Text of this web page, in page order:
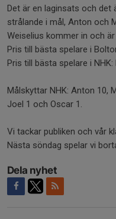
Det är en laginsats och det
strålande i mål, Anton och
Weiselius kommer in och
Pris till bästa spelare i
Pris till bästa spelare i NHK:
Målskyttar NHK: Anton 10,
Joel 1 och Oscar 1.
Vi tackar publiken och vår
Nästa söndag spelar vi
Dela nyhet